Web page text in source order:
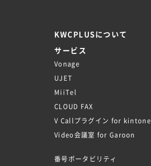
KWCPLUSについて
サービス
Vonage
UJET
MiiTel
CLOUD FAX
V Callプラグイン for kintone
Video会議室 for Garoon
番号ポータビリティ